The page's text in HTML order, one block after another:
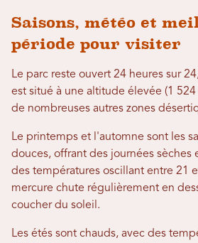
Saisons, météo et
période pour visiter
Le parc reste ouvert 24 heures sur
est situé à une altitude élevée (1
de nombreuses autres zones
Le printemps et l'automne sont les
douces, offrant des journées sèches
des températures oscillant entre 21
mercure chute régulièrement en
coucher du soleil.
Les étés sont chauds, avec des